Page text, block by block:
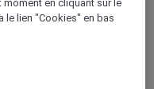
en cliquant sur le
le lien "Cookies" en bas